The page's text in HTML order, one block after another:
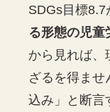
SDGs目標8.7
る形態の児童
から見れば、
ざるを得ませ
込み」と断言